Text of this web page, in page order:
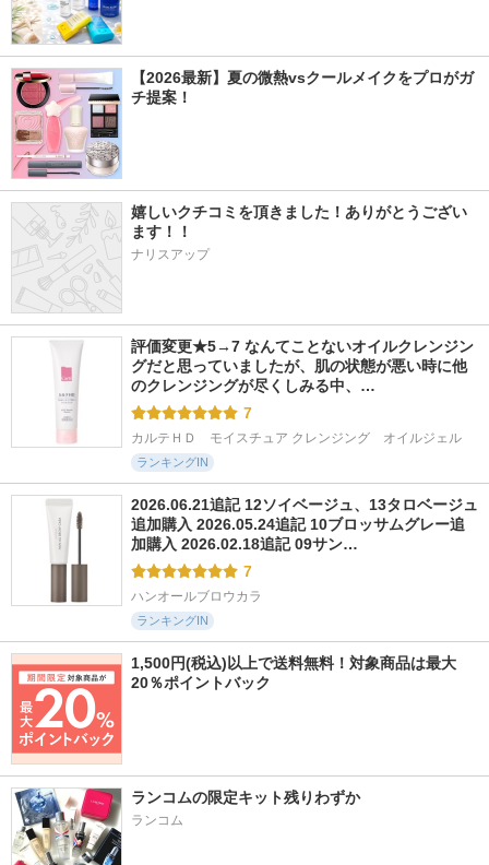
【2026最新】夏の微熱vsクールメイクをプロがガ
チ提案！
嬉しいクチコミを頂きました！ありがとうござい
ます！！
ナリスアップ
評価変更★5→7 なんてことないオイルクレンジン
グだと思っていましたが、肌の状態が悪い時に他
のクレンジングが尽くしみる中、…
7
カルテＨＤ　モイスチュア クレンジング　オイルジェル
ランキングIN
2026.06.21追記 12ソイベージュ、13タロベージュ
追加購入 2026.05.24追記 10ブロッサムグレー追
加購入 2026.02.18追記 09サン…
7
ハンオールブロウカラ
ランキングIN
1,500円(税込)以上で送料無料！対象商品は最大
20％ポイントバック
ランコムの限定キット残りわずか
ランコム